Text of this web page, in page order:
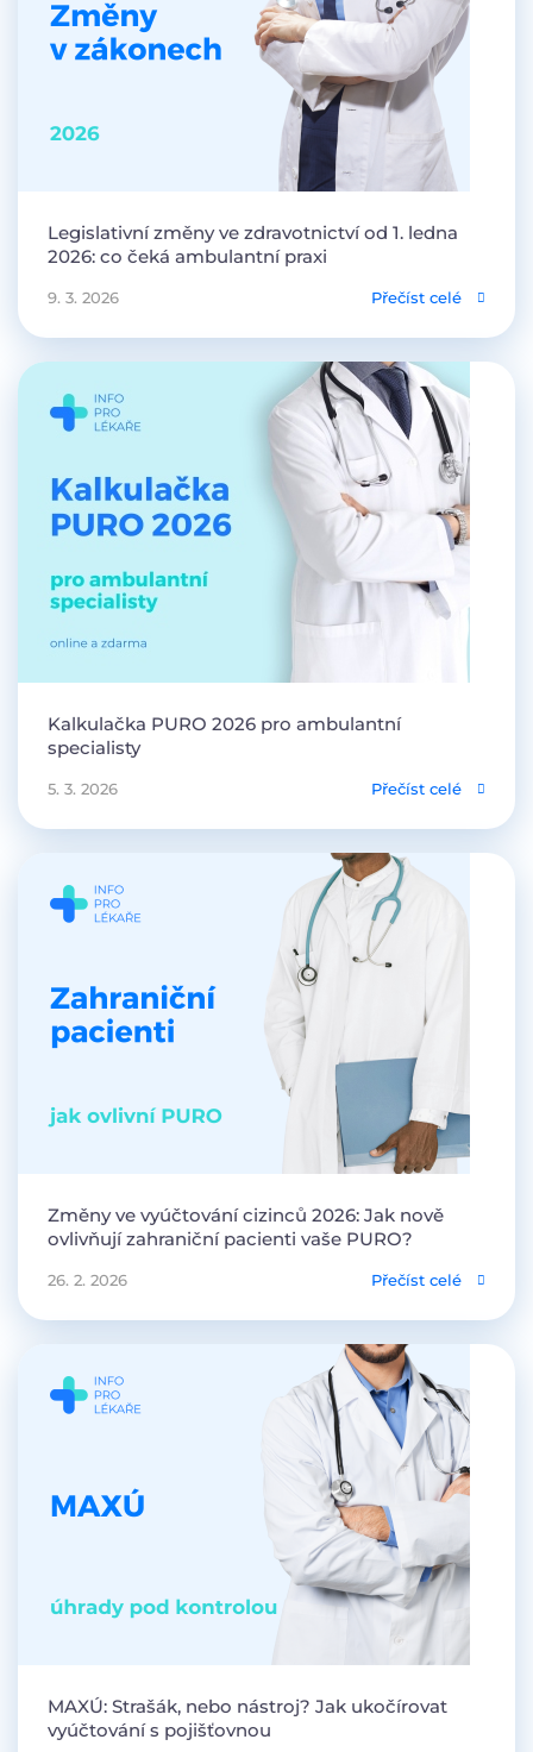
Legislativní změny ve zdravotnictví od 1. ledna
2026: co čeká ambulantní praxi
9. 3. 2026 Přečíst celé
Kalkulačka PURO 2026 pro ambulantní
specialisty
5. 3. 2026 Přečíst celé
Změny ve vyúčtování cizinců 2026: Jak nově
ovlivňují zahraniční pacienti vaše PURO?
26. 2. 2026 Přečíst celé
MAXÚ: Strašák, nebo nástroj? Jak ukočírovat
vyúčtování s pojišťovnou